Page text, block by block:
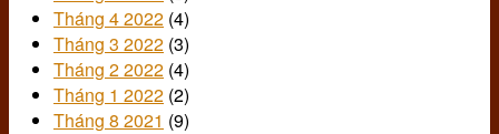
Tháng 4 2022 (4)
Tháng 3 2022 (3)
Tháng 2 2022 (4)
Tháng 1 2022 (2)
Tháng 8 2021 (9)